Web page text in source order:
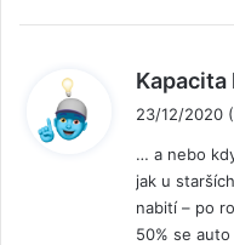
Kapacita
23/12/2020
… a nebo
jak u
nabití – po
50% se